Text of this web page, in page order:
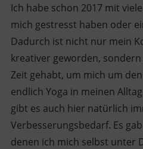
Ich habe schon 2017 mit
mich gestresst haben oder
Dadurch ist nicht nur mein
kreativer geworden,
Zeit gehabt, um mich um
endlich Yoga in meinen
gibt es auch hier natürlich
Verbesserungsbedarf. Es
denen ich mich selbst unter